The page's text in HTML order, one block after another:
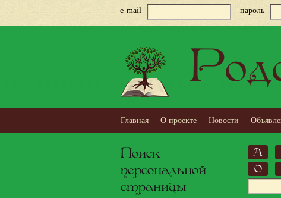
e-mail пароль
Главная О проекте Новости
Поиск
персональной
страницы
А
О